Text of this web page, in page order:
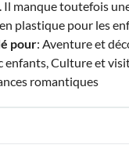
Il manque toutefois
plastique pour les
pour: Aventure et
enfants, Culture et
romantiques